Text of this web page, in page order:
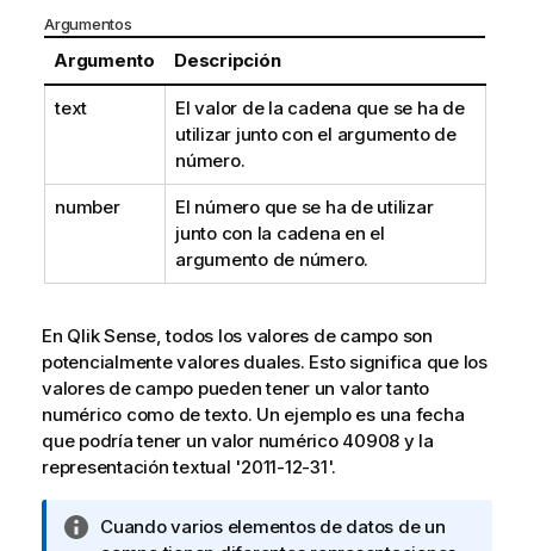
n
f
o
i
Argumentos
Argumento Descripción
text
El valor de la cadena que se ha de
utilizar junto con el argumento de
número.
number
El número que se ha de utilizar
junto con la cadena en el
argumento de número.
En Qlik Sense, todos los valores de campo son
potencialmente valores duales. Esto significa que los
valores de campo pueden tener un valor tanto
numérico como de texto. Un ejemplo es una fecha
que podría tener un valor numérico 40908 y la
representación textual '2011-12-31'.
N
Cuando varios elementos de datos de un